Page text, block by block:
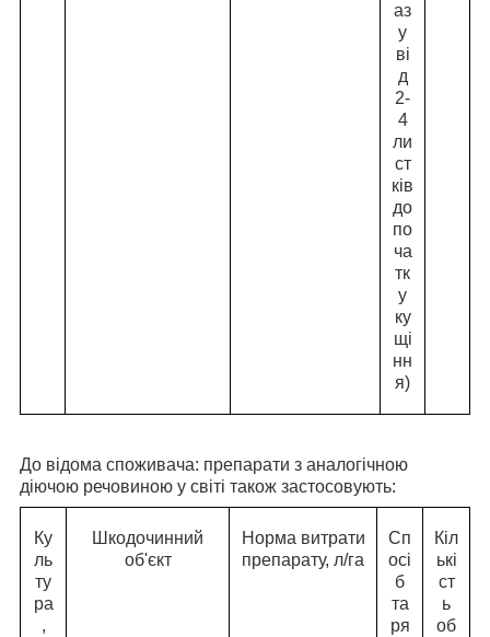
аз
у
ві
д
2-
4
ли
ст
ків
до
по
ча
тк
у
ку
щі
нн
я)
До відома споживача: препарати з аналогічною
діючою речовиною у світі також застосовують:
Ку
ль
ту
ра
,
Шкодочинний
об'єкт
Норма витрати
препарату, л/га
Сп
осі
б
та
ря
Кіл
ькі
ст
ь
об